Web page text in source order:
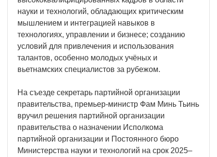
науки и технологий, обладающих критическим
мышлением и интеграцией навыков в
технологиях, управлении и бизнесе; созданию
условий для привлечения и использования
талантов, особенно молодых учёных и
вьетнамских специалистов за рубежом.
На съезде секретарь партийной организации
правительства, премьер-министр Фам Минь Тьинь
вручил решения партийной организации
правительства о назначении Исполкома
партийной организации и Постоянного бюро
Министерства науки и технологий на срок 2025–